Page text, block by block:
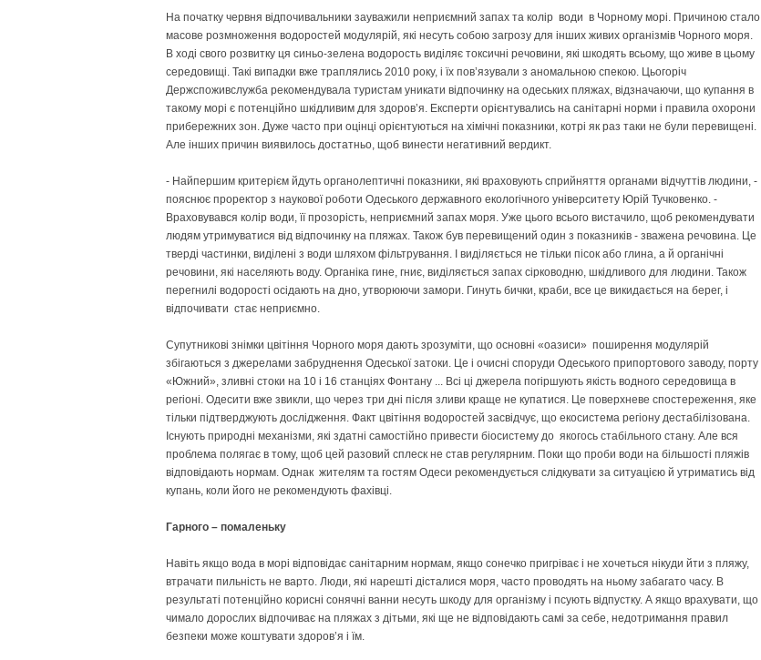
На початку червня відпочивальники зауважили неприємний запах та колір води в Чорному морі. Причиною стало
масове розмноження водоростей модулярій, які несуть собою загрозу для інших живих організмів Чорного моря.
В ході свого розвитку ця синьо-зелена водорость виділяє токсичні речовини, які шкодять всьому, що живе в цьому
середовищі. Такі випадки вже траплялись 2010 року, і їх пов’язували з аномальною спекою. Цьогоріч
Держспоживслужба рекомендувала туристам уникати відпочинку на одеських пляжах, відзначаючи, що купання в
такому морі є потенційно шкідливим для здоров’я. Експерти орієнтувались на санітарні норми і правила охорони
прибережних зон. Дуже часто при оцінці орієнтуються на хімічні показники, котрі як раз таки не були перевищені.
Але інших причин виявилось достатньо, щоб винести негативний вердикт.
- Найпершим критерієм йдуть органолептичні показники, які враховують сприйняття органами відчуттів людини, -
пояснює проректор з наукової роботи Одеського державного екологічного університету Юрій Тучковенко. -
Враховувався колір води, її прозорість, неприємний запах моря. Уже цього всього вистачило, щоб рекомендувати
людям утримуватися від відпочинку на пляжах. Також був перевищений один з показників - зважена речовина. Це
тверді частинки, виділені з води шляхом фільтрування. І виділяється не тільки пісок або глина, а й органічні
речовини, які населяють воду. Органіка гине, гниє, виділяється запах сірководню, шкідливого для людини. Також
перегнилі водорості осідають на дно, утворюючи замори. Гинуть бички, краби, все це викидається на берег, і
відпочивати стає неприємно.
Супутникові знімки цвітіння Чорного моря дають зрозуміти, що основні «оазиси» поширення модулярій
збігаються з джерелами забруднення Одеської затоки. Це і очисні споруди Одеського припортового заводу, порту
«Южний», зливні стоки на 10 і 16 станціях Фонтану ... Всі ці джерела погіршують якість водного середовища в
регіоні. Одесити вже звикли, що через три дні після зливи краще не купатися. Це поверхневе спостереження, яке
тільки підтверджують дослідження. Факт цвітіння водоростей засвідчує, що екосистема регіону дестабілізована.
Існують природні механізми, які здатні самостійно привести біосистему до якогось стабільного стану. Але вся
проблема полягає в тому, щоб цей разовий сплеск не став регулярним. Поки що проби води на більшості пляжів
відповідають нормам. Однак жителям та гостям Одеси рекомендується слідкувати за ситуацією й утриматись від
купань, коли його не рекомендують фахівці.
Гарного – помаленьку
Навіть якщо вода в морі відповідає санітарним нормам, якщо сонечко пригріває і не хочеться нікуди йти з пляжу,
втрачати пильність не варто. Люди, які нарешті дісталися моря, часто проводять на ньому забагато часу. В
результаті потенційно корисні сонячні ванни несуть шкоду для організму і псують відпустку. А якщо врахувати, що
чимало дорослих відпочиває на пляжах з дітьми, які ще не відповідають самі за себе, недотримання правил
безпеки може коштувати здоров’я і їм.